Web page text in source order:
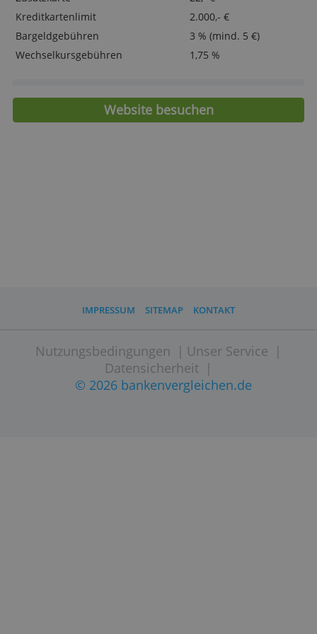
Mit oder ohne Girokonto zu beantragen
Individuelles Volkwagen-Motiv
Online beantragen per VideoIdent
Website besuchen